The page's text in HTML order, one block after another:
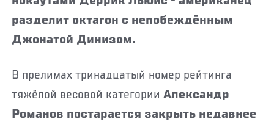
разделит октагон с непобеждённым
Джонатой Динизом.
В прелимах тринадцатый номер рейтинга
тяжёлой весовой категории Александр
Романов постарается закрыть недавнее